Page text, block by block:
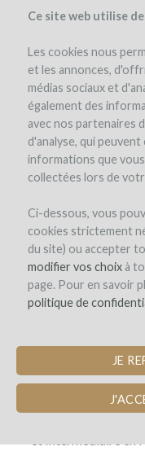
Ce site web utilise
Les cookies nous
et les annonces,
médias sociaux et
également des
avec nos partenaires
d'analyse, qui
informations que
collectées lors de
Ci-dessous, vous
cookies strictement
du site) ou accepter
modifier vos choixà
page. Pour en savoir
politique de
JE
Mentions
par Actions
immatriculée au
Sociétés (RCS) de